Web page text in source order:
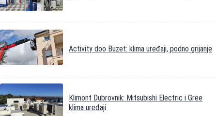
Activity doo Buzet: klima uređaji, podno grijanje
Klimont Dubrovnik: Mitsubishi Electric i Gree
klima uređaji